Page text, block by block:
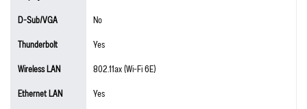
D-Sub/VGA
No
Thunderbolt
Yes
Wireless LAN
802.11ax (Wi-Fi 6E)
Ethernet LAN
Yes